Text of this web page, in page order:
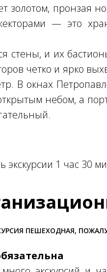
золотом, пронзая
— это
стены, и их
четко и ярко
В окнах
небом, а
экскурсии 1 час 30
ПЕШЕХОДНАЯ,